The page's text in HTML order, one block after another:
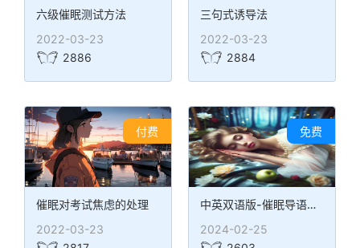
六级催眠测试方法
2022-03-23
2886
三句式诱导法
2022-03-23
2884
付费
催眠对考试焦虑的处理
2022-03-23
免费
中英双语版-催眠导语：激发学习动力
2024-02-25